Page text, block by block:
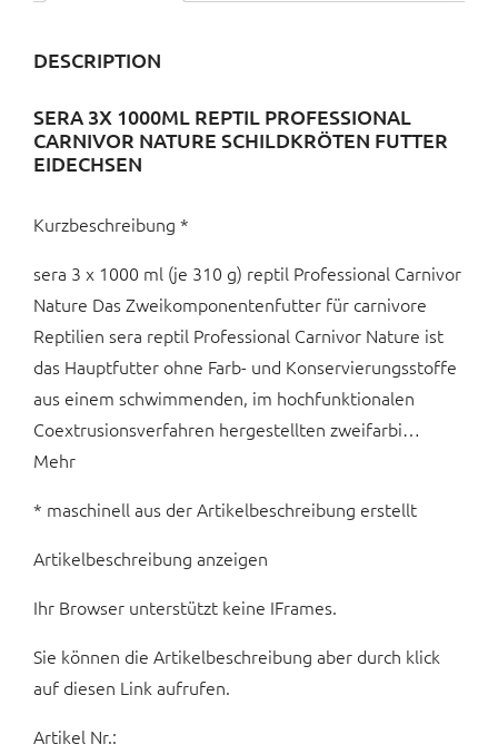
DESCRIPTION
SERA 3X 1000ML REPTIL PROFESSIONAL
CARNIVOR NATURE SCHILDKRÖTEN FUTTER
EIDECHSEN
Kurzbeschreibung *
sera 3 x 1000 ml (je 310 g) reptil Professional Carnivor
Nature Das Zweikomponentenfutter für carnivore
Reptilien sera reptil Professional Carnivor Nature ist
das Hauptfutter ohne Farb- und Konservierungsstoffe
aus einem schwimmenden, im hochfunktionalen
Coextrusionsverfahren hergestellten zweifarbi…
Mehr
* maschinell aus der Artikelbeschreibung erstellt
Artikelbeschreibung anzeigen
Ihr Browser unterstützt keine IFrames.
Sie können die Artikelbeschreibung aber durch klick
auf diesen Link aufrufen.
Artikel Nr.: